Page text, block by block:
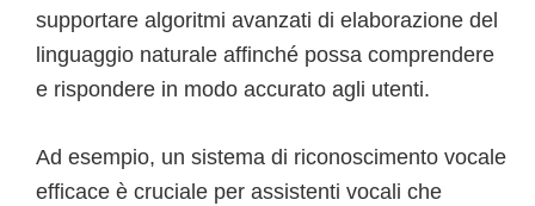
supportare algoritmi avanzati di elaborazione del
linguaggio naturale affinché possa comprendere
e rispondere in modo accurato agli utenti.
Ad esempio, un sistema di riconoscimento vocale
efficace è cruciale per assistenti vocali che